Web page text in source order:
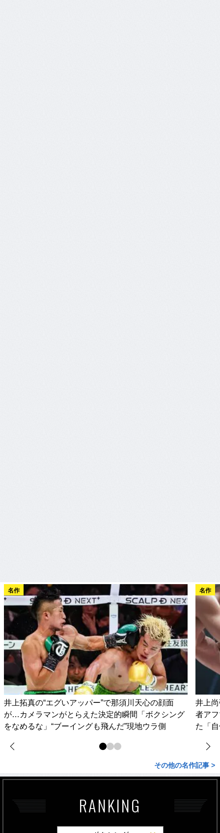
名作
井上拓真の“エグいアッパー”で那須川天心の顔面
が…カメラマンがとらえた決定的瞬間「ボクシング
をなめるな」“ブーイングも飛んだ”現地ウラ側
名作
井上
者ア
た「
その他の名作記事 >
RANKING